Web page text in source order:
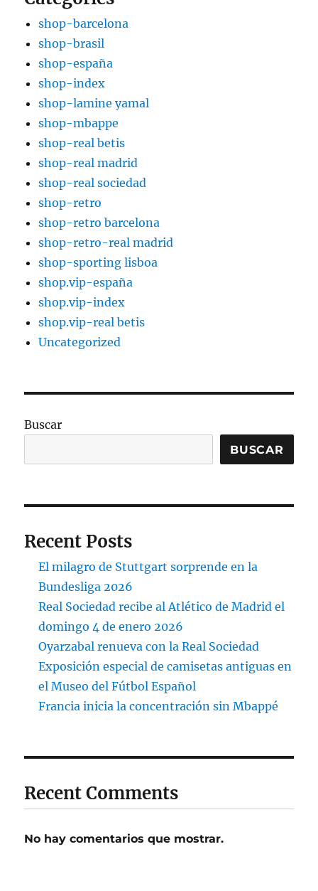
shop-barcelona
shop-brasil
shop-españa
shop-index
shop-lamine yamal
shop-mbappe
shop-real betis
shop-real madrid
shop-real sociedad
shop-retro
shop-retro barcelona
shop-retro-real madrid
shop-sporting lisboa
shop.vip-españa
shop.vip-index
shop.vip-real betis
Uncategorized
Buscar
BUSCAR
Recent Posts
El milagro de Stuttgart sorprende en la
Bundesliga 2026
Real Sociedad recibe al Atlético de Madrid el
domingo 4 de enero 2026
Oyarzabal renueva con la Real Sociedad
Exposición especial de camisetas antiguas en
el Museo del Fútbol Español
Francia inicia la concentración sin Mbappé
Recent Comments
No hay comentarios que mostrar.